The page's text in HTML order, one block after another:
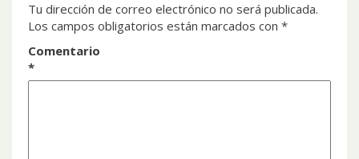
Tu dirección de correo electrónico no será publicada.
Los campos obligatorios están marcados con *
Comentario
*